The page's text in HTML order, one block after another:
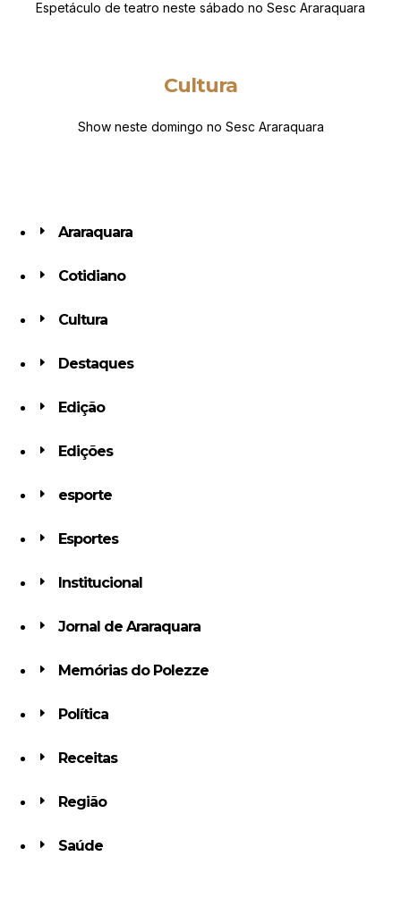
Espetáculo de teatro neste sábado no Sesc Araraquara
Cultura
Show neste domingo no Sesc Araraquara
Araraquara
Cotidiano
Cultura
Destaques
Edição
Edições
esporte
Esportes
Institucional
Jornal de Araraquara
Memórias do Polezze
Política
Receitas
Região
Saúde